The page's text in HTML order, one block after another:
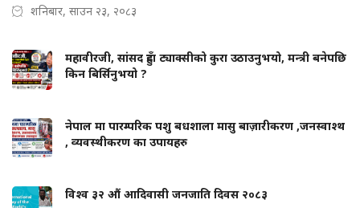
शनिबार, साउन २३, २०८३
महावीरजी, सांसद हुँदा ट्याक्सीको कुरा उठाउनुभयो, मन्त्री बनेपछि
किन बिर्सिनुभयो ?
नेपाल मा पारम्परिक पशु बधशाला मासु बाज़ारीकरण ,जनस्वाश्थ
, व्यवस्थीकरण का उपायहरु
विश्व ३२ औं आदिवासी जनजाति दिवस २०८३